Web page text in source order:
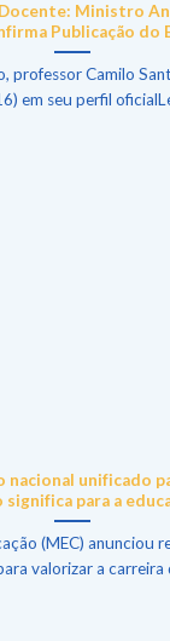
Ministro
Publicação do
professor Camilo
em seu perfil
nacional unificado
significa para a
(MEC) anunciou
valorizar a carreira